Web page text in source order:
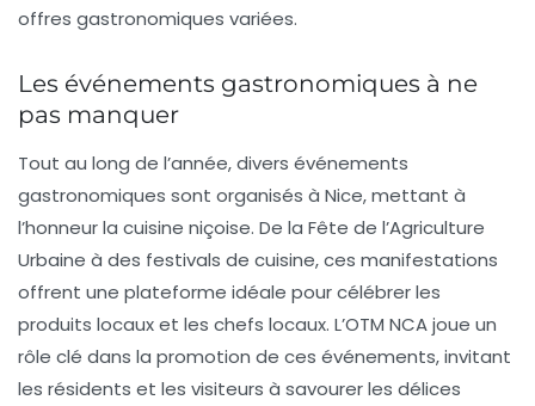
offres gastronomiques variées.
Les événements gastronomiques à ne
pas manquer
Tout au long de l’année, divers événements
gastronomiques sont organisés à Nice, mettant à
l’honneur la cuisine niçoise. De la Fête de l’Agriculture
Urbaine à des festivals de cuisine, ces manifestations
offrent une plateforme idéale pour célébrer les
produits locaux et les chefs locaux. L’OTM NCA joue un
rôle clé dans la promotion de ces événements, invitant
les résidents et les visiteurs à savourer les délices